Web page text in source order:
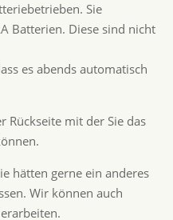
Sie
Batterien. Diese sind nicht
es abends automatisch
Rückseite mit der Sie das
hätten gerne ein anderes
Wir können auch